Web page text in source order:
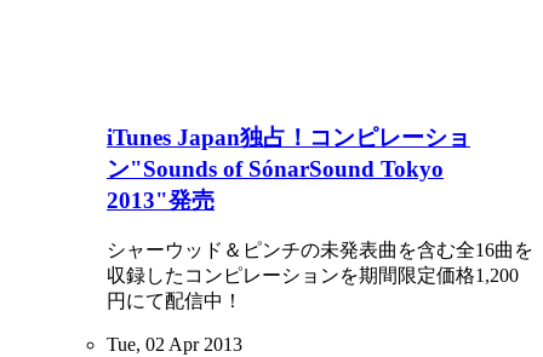
iTunes Japan独占！コンピレーショ
ン"Sounds of SónarSound Tokyo
2013"発売
シャーウッド＆ピンチの未発表曲を含む全16曲を
収録したコンピレーションを期間限定価格1,200
円にて配信中！
Tue, 02 Apr 2013